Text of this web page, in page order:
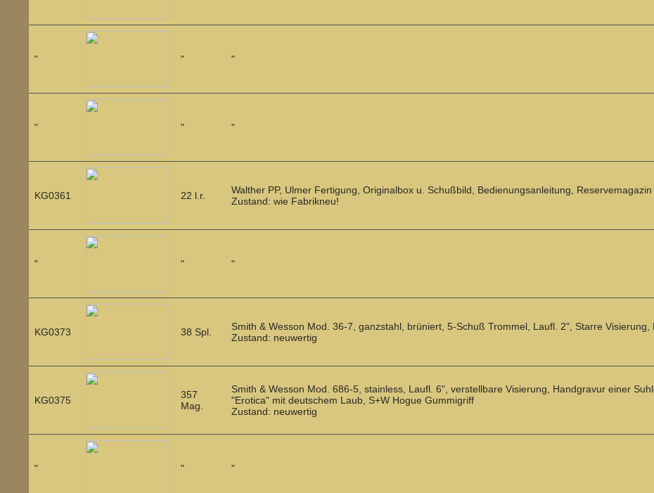
" " "
" " "
KG0361 22 l.r.
Walther PP, Ulmer Fertigung, Originalbox u. Schußbild, Bedienungsanleitung, Reservemagazin
Zustand: wie Fabrikneu!
" " "
KG0373 38 Spl.
Smith & Wesson Mod. 36-7, ganzstahl, brüniert, 5-Schuß Trommel, Laufl. 2", Starre
Zustand: neuwertig
KG0375
357
Mag.
Smith & Wesson Mod. 686-5, stainless, Laufl. 6", verstellbare Visierung, Handgravur einer
"Erotica" mit deutschem Laub, S+W Hogue Gummigriff
Zustand: neuwertig
" " "